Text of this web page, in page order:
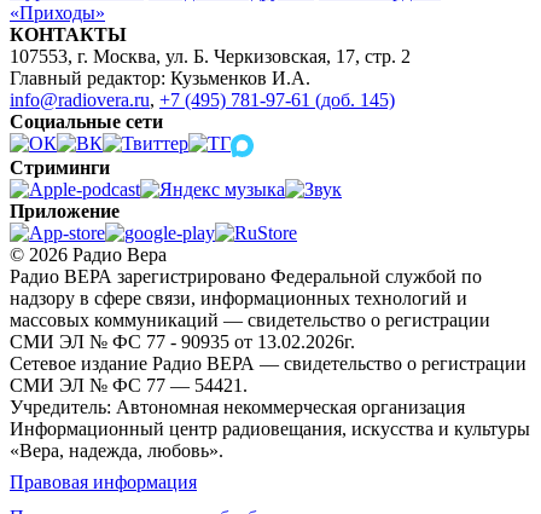
«Приходы»
КОНТАКТЫ
107553, г. Москва, ул. Б. Черкизовская, 17, стр. 2
Главный редактор: Кузьменков И.А.
info@radiovera.ru, +7 (495) 781-97-61 (доб. 145)
Социальные сети
Стриминги
Приложение
© 2026 Радио Вера
Радио ВЕРА зарегистрировано Федеральной службой по
надзору в сфере связи, информационных технологий и
массовых коммуникаций — свидетельство о регистрации
СМИ ЭЛ № ФС 77 - 90935 от 13.02.2026г.
Сетевое издание Радио ВЕРА — свидетельство о регистрации
СМИ ЭЛ № ФС 77 — 54421.
Учредитель: Автономная некоммерческая организация
Информационный центр радиовещания, искусства и культуры
«Вера, надежда, любовь».
Правовая информация